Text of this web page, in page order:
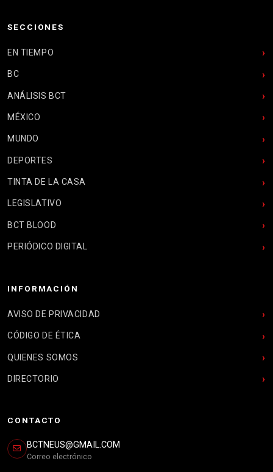
SECCIONES
EN TIEMPO
BC
ANÁLISIS BCT
MÉXICO
MUNDO
DEPORTES
TINTA DE LA CASA
LEGISLATIVO
BCT BLOOD
PERIÓDICO DIGITAL
INFORMACIÓN
AVISO DE PRIVACIDAD
CÓDIGO DE ÉTICA
QUIENES SOMOS
DIRECTORIO
CONTACTO
BCTNEUS@GMAIL.COM
Correo electrónico